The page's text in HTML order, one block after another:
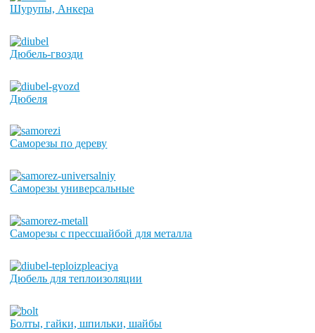
Шурупы, Анкера
Дюбель-гвозди
Дюбеля
Саморезы по дереву
Саморезы универсальные
Саморезы с прессшайбой для металла
Дюбель для теплоизоляции
Болты, гайки, шпильки, шайбы